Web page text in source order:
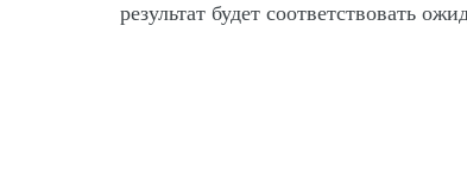
результат будет соответствовать